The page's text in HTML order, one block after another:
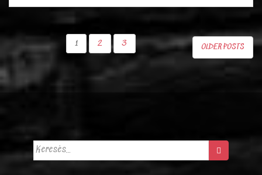
BEJEGYZÉSEK
LAPOZÁSA
1 2 3 OLDER POSTS